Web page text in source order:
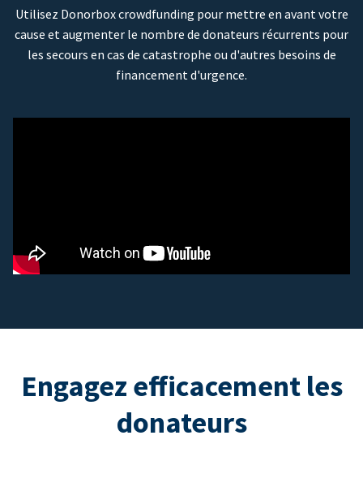
Utilisez Donorbox crowdfunding pour mettre en avant votre
cause et augmenter le nombre de donateurs récurrents pour
les secours en cas de catastrophe ou d'autres besoins de
financement d'urgence.
Engagez efficacement les
donateurs